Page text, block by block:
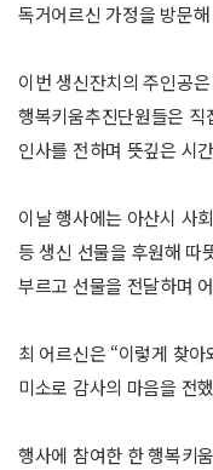
독거어르신 가정을 방문
이번 생신잔치의 주인공
행복키움추진단원들은
인사를 전하며 뜻깊은 시
이날 행사에는 아산시 사
등 생신 선물을 후원해 따
부르고 선물을 전달하며
최 어르신은 “이렇게 찾
미소로 감사의 마음을 전
행사에 참여한 한 행복키